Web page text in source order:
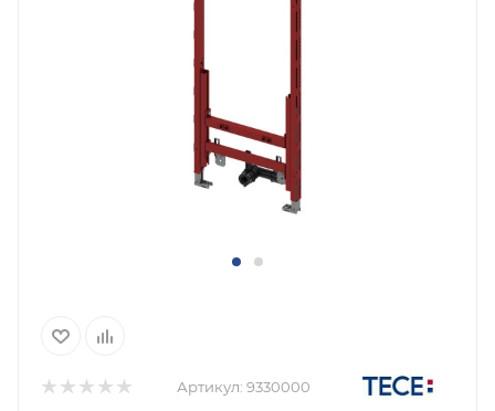
Артикул: 9330000